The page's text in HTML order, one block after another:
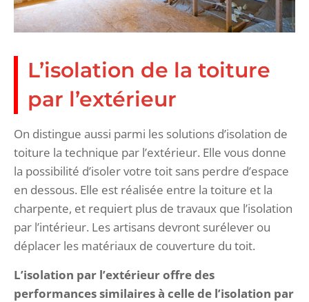
L’isolation de la toiture
par l’extérieur
On distingue aussi parmi les solutions d’isolation de
toiture la technique par l’extérieur. Elle vous donne
la possibilité d’isoler votre toit sans perdre d’espace
en dessous. Elle est réalisée entre la toiture et la
charpente, et requiert plus de travaux que l’isolation
par l’intérieur. Les artisans devront surélever ou
déplacer les matériaux de couverture du toit.
L’isolation par l’extérieur offre des
performances similaires à celle de l’isolation par